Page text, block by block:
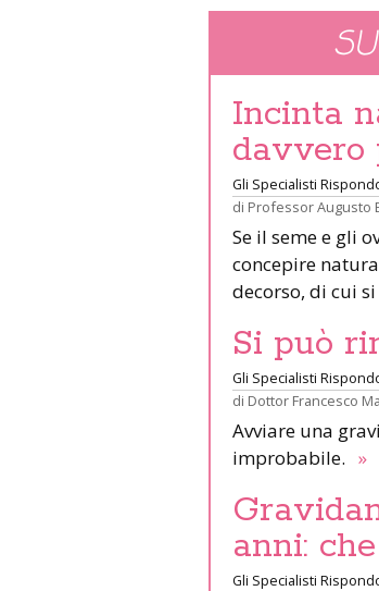
Incinta
davvero
Gli Specialisti
di Professor Augusto
Se il seme e gli
concepire
decorso, di cui
Si può
Gli Specialisti
di Dottor Francesco
Avviare una
improbabile. »
anni:
Gli Specialisti